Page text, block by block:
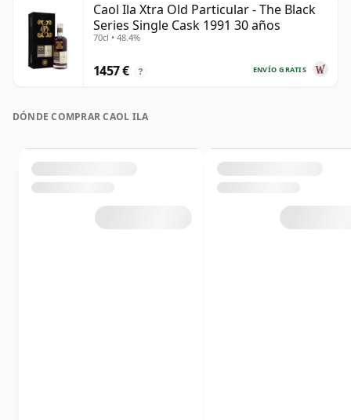
Caol Ila Xtra Old Particular - The Black
Series Single Cask 1991 30 años
70cl • 48.4%
ENVÍO GRATIS
1457 € ?
DÓNDE COMPRAR CAOL ILA